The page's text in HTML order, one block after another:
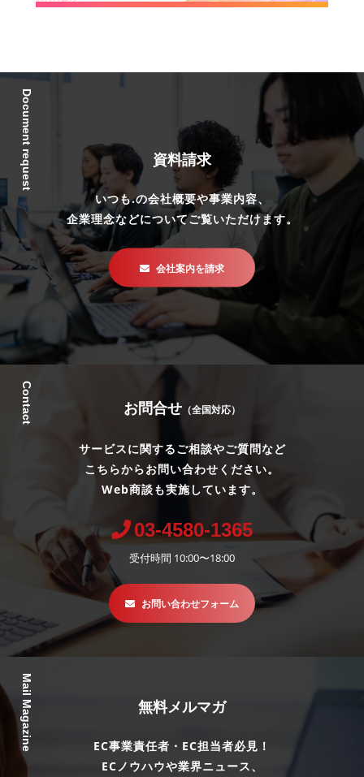
Document request 資料請求
いつも.の会社概要や事業内容、
企業理念などについてご覧いただけます。
会社案内を請求
Contact お問合せ （全国対応）
サービスに関するご相談やご質問など
こちらからお問い合わせください。
Web商談も実施しています。
03-4580-1365
受付時間 10:00〜18:00
お問い合わせフォーム
Mail Magazine 無料メルマガ
EC事業責任者・EC担当者必見！
ECノウハウや業界ニュース、